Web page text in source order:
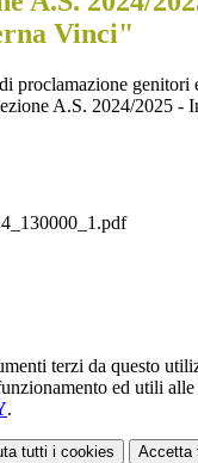
Vinci"
proclamazione genitori
A.S. 2024/2025 -
terzi da questo
ed utili
.
tutti i cookies Accetta